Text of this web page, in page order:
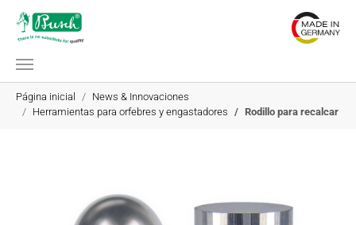
Saltar al contenido principal
Estás aquí:
Página inicial
News & Innovaciones
Herramientas para orfebres y engastadores
Rodillo para recalcar